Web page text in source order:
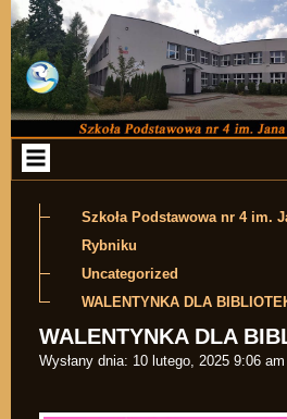
Szkoła Podstawowa nr 4 im.
Rybniku
Uncategorized
WALENTYNKA DLA
WALENTYNKA DLA
Wysłany dnia: 10 lutego, 2025 9:06 am